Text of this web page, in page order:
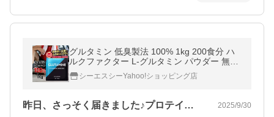
グルタミン 低臭製法 100% 1kg 200食分 ハ
ルクファクター L-グルタミン パウダー 無添
加 フリーフォーム ノンフレーバー 国内充填
サプリ サプリメント
シーエスシーYahoo!ショッピング店
昨日、さっそく届きました♪プロテインに… 2025/9/30